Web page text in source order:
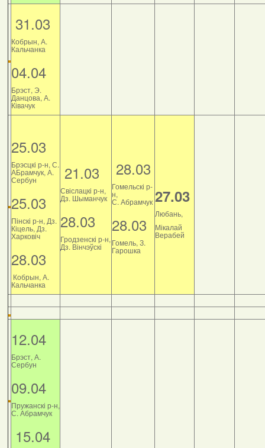
31.03
Кобрын, А.
Кальчанка
04.04
Брэст, Э.
Данцова, А.
Ківачук
25.03
Брэсцкі р-н, С.
АБрамчук, А.
Сербун
25.03
Пінскі р-н, Дз.
Кіцель, Дз.
Харковіч
28.03
Кобрын, А.
Кальчанка
21.03
Свіслацкі р-н,
Дз. Шыманчук
28.03
Гродзенскі р-н,
Дз. Вінчэўскі
28.03
Гомельскі р-
н,
С. Абрамчук
28.03
Гомель, З.
Гарошка
27.03
Любань,
Мікалай
Верабей
12.04
Брэст, А.
Сербун
09.04
Пружанскі р-н,
С. Абрамчук
15.04